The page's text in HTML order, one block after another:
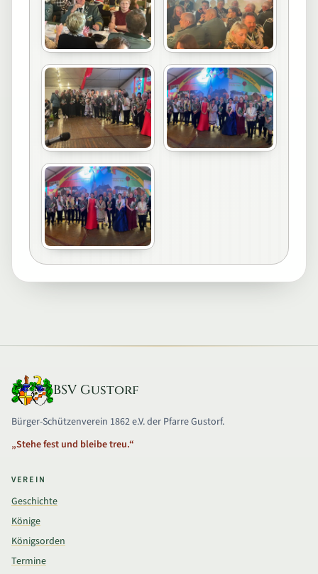
BSV Gustorf
Bürger-Schützenverein 1862 e.V. der Pfarre Gustorf.
„Stehe fest und bleibe treu.“
VEREIN
Geschichte
Könige
Königsorden
Termine